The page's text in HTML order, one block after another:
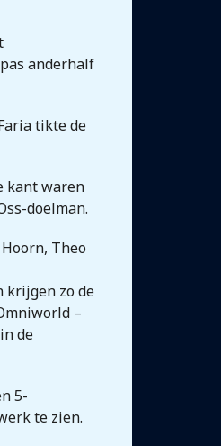
anderhalf
tikte de
kant waren
doelman.
Theo
krijgen zo de
–
de
5-
te zien.